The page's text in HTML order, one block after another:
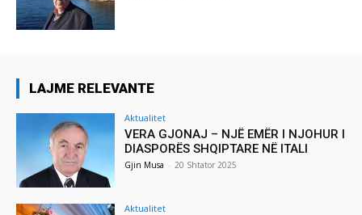
LAJME RELEVANTE
Aktualitet
VERA GJONAJ – NJË EMËR I NJOHUR I
DIASPORËS SHQIPTARE NË ITALI
Gjin Musa - 20 Shtator 2025
Aktualitet